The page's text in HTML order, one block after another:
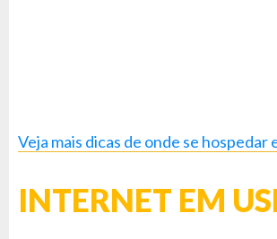
Veja mais dicas de onde se hospedar
INTERNET EM